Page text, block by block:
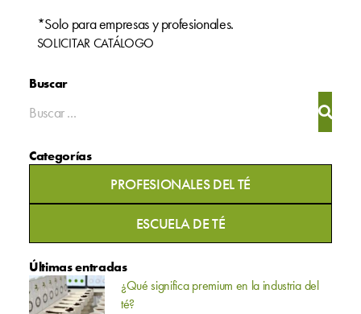
*Solo para empresas y profesionales.
SOLICITAR CATÁLOGO
Buscar
Categorías
PROFESIONALES DEL TÉ
ESCUELA DE TÉ
Últimas entradas
¿Qué significa premium en la industria del
té?